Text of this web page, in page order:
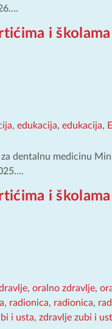
i školama
, edukacija, edukacija,
dentalnu medicinu
i školama
, oralno zdravlje,
, radionica, radionica,
i usta, zdravlje zubi i